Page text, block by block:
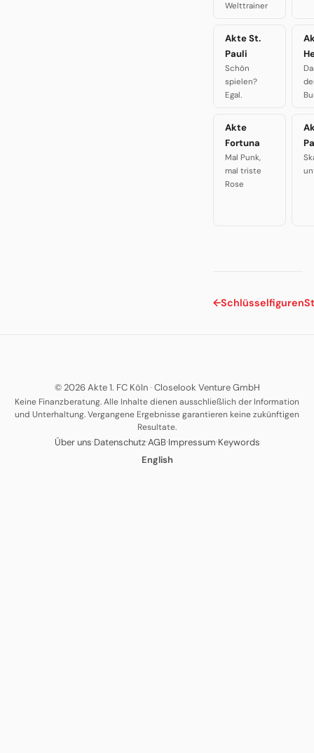
Welttrainer
Akte St.
Pauli
Schön
spielen?
Egal.
Akte
Fortuna
Mal Punk,
mal triste
Rose
←Schlüsselfiguren
© 2026 Akte 1. FC Köln· Closelook Venture GmbH
Keine Finanzberatung. Alle Inhalte dienen ausschließlich der Information
und Unterhaltung. Vergangene Ergebnisse garantieren keine zukünftigen
Resultate.
Über uns·Datenschutz·AGB·Impressum·Keywords
English